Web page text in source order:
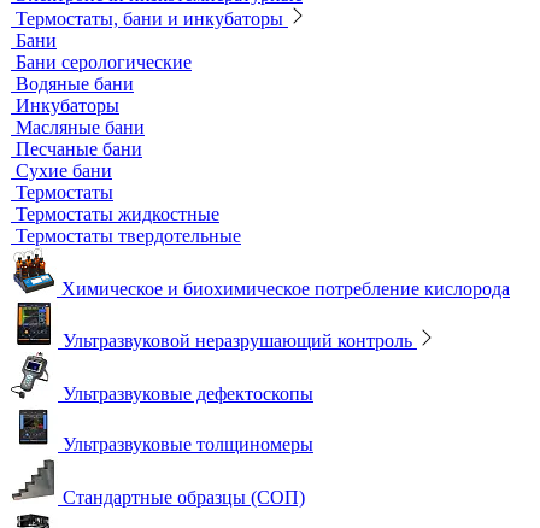
Расходные материалы
Ареометры
Калибровочные расстворы и реагенты
Комплектующие для КФК
Принадлежности к штативам
Специальные наборы для фотометров
Стекла предметные и покровные
Системы капиллярного электрофореза
Стерилизация и дезинфекция
Сушильные шкафы и муфельные печи
Муфельные печи
Шкафы сушильные
Электропечи низкотемпературные
Термостаты, бани и инкубаторы
Бани
Бани серологические
Водяные бани
Инкубаторы
Масляные бани
Песчаные бани
Сухие бани
Термостаты
Термостаты жидкостные
Термостаты твердотельные